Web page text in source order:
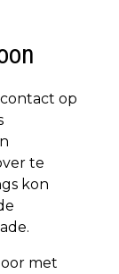
op
te
kon
met